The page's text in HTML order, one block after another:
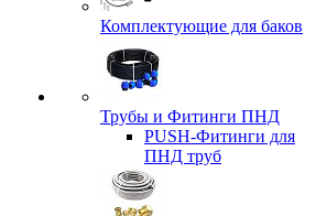
Комплектующие для баков
Трубы и Фитинги ПНД
PUSH-Фитинги для
ПНД труб